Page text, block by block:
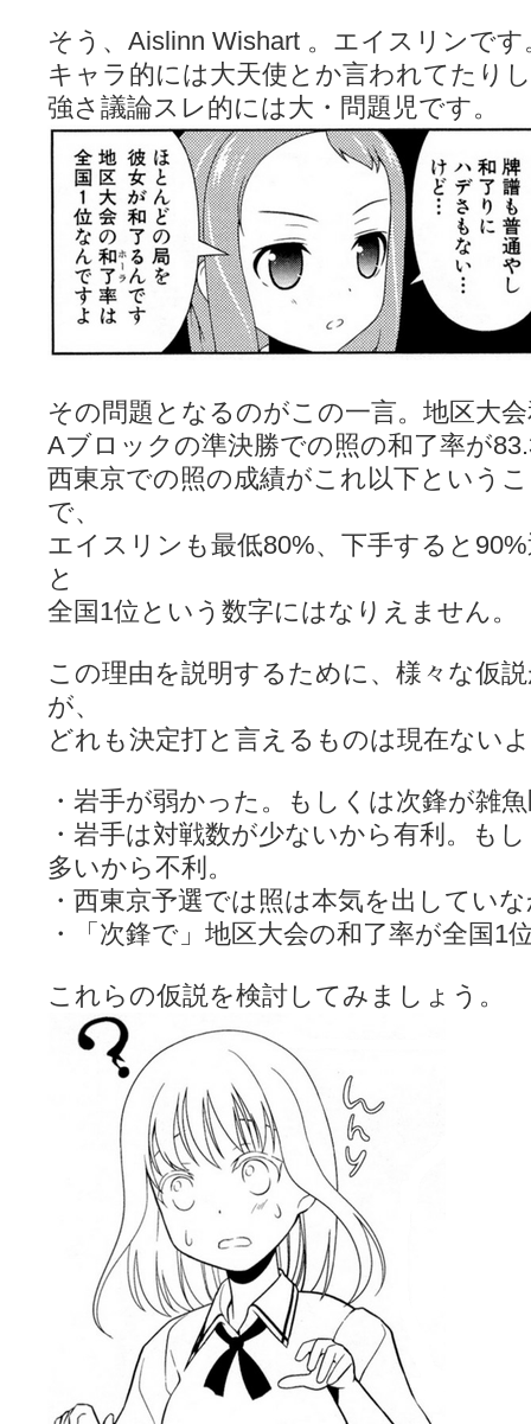
そう、Aislinn Wishart 。エイスリンです
キャラ的には大天使とか言われてたり
強さ議論スレ的には大・問題児です。
その問題となるのがこの一言。地区大
Aブロックの準決勝での照の和了率が
西東京での照の成績がこれ以下という
で、
エイスリンも最低80%、下手すると
と
全国1位という数字にはなりえません。
この理由を説明するために、様々な仮
が、
どれも決定打と言えるものは現在ない
・岩手が弱かった。もしくは次鋒が雑
・岩手は対戦数が少ないから有利。も
多いから不利。
・西東京予選では照は本気を出してい
・「次鋒で」地区大会の和了率が全国1
これらの仮説を検討してみましょう。